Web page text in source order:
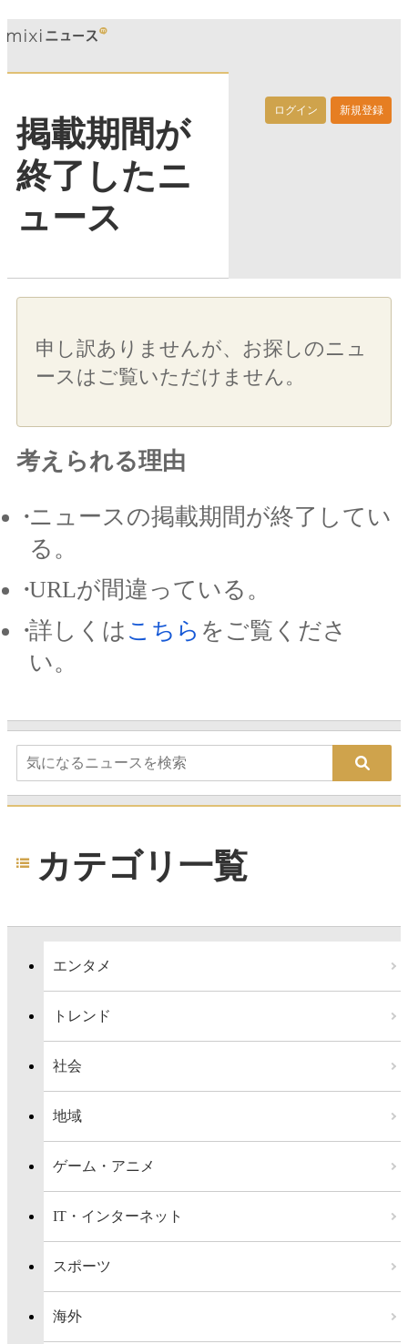
ログイン 新規登録
掲載期間が
終了したニ
ュース
申し訳ありませんが、お探しのニュ
ースはご覧いただけません。
考えられる理由
ニュースの掲載期間が終了してい
る。
URLが間違っている。
詳しくは こちら をご覧くださ
い。
カテゴリ一覧
エンタメ
トレンド
社会
地域
ゲーム・アニメ
IT・インターネット
スポーツ
海外